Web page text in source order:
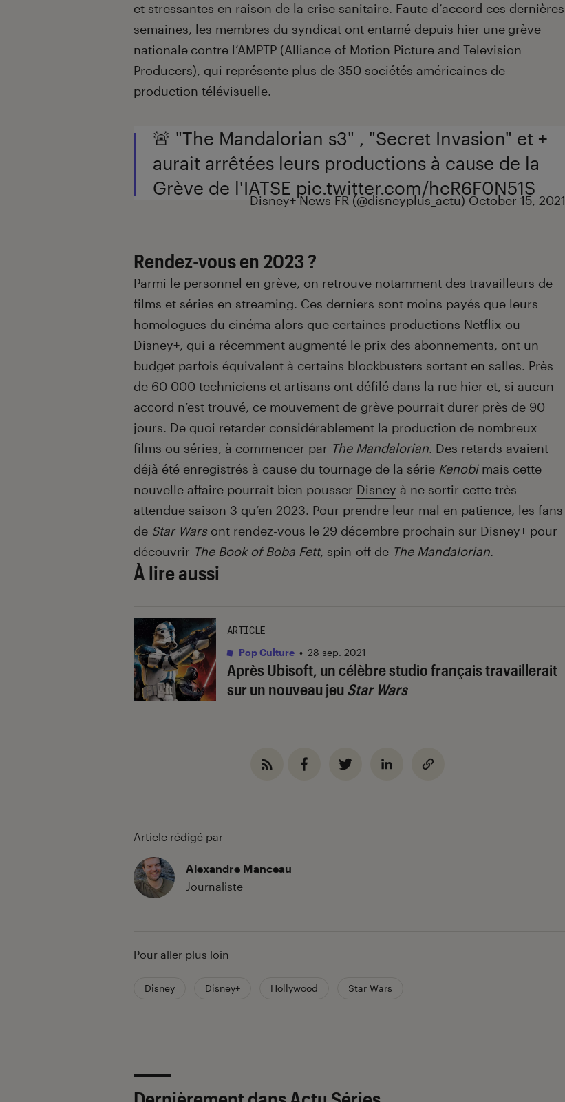
et stressantes en raison de la crise sanitaire. Faute d’accord ces dernières
semaines, les membres du syndicat ont entamé depuis hier une grève
nationale contre l’AMPTP (Alliance of Motion Picture and Television
Producers), qui représente plus de 350 sociétés américaines de
production télévisuelle.
🚨 "The Mandalorian s3" , "Secret Invasion" et +
aurait arrêtées leurs productions à cause de la
Grève de l'IATSE pic.twitter.com/hcR6F0N51S
— Disney+ News FR (@disneyplus_actu)October 15, 2021
Rendez-vous en 2023 ?
Parmi le personnel en grève, on retrouve notamment des travailleurs de
films et séries en streaming. Ces derniers sont moins payés que leurs
homologues du cinéma alors que certaines productions Netflix ou
Disney+, qui a récemment augmenté le prix des abonnements, ont un
budget parfois équivalent à certains blockbusters sortant en salles. Près
de 60 000 techniciens et artisans ont défilé dans la rue hier et, si aucun
accord n’est trouvé, ce mouvement de grève pourrait durer près de 90
jours. De quoi retarder considérablement la production de nombreux
films ou séries, à commencer par The Mandalorian. Des retards avaient
déjà été enregistrés à cause du tournage de la série Kenobimais cette
nouvelle affaire pourrait bien pousser Disney à ne sortir cette très
attendue saison 3 qu’en 2023. Pour prendre leur mal en patience, les fans
de Star Warsont rendez-vous le 29 décembre prochain sur Disney+ pour
découvrir The Book of Boba Fett, spin-off de The Mandalorian.
À lire aussi
Après Ubisoft, un célèbre studio français travaillerait
sur un nouveau jeuStar Wars
ARTICLE
Pop Culture • 28 sep. 2021
Article rédigé par
Alexandre Manceau
Journaliste
Pour aller plus loin
Disney Disney+ Hollywood Star Wars